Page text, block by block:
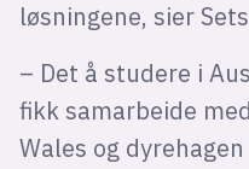
løsningene, sier
– Det å studere i
fikk samarbeide
Wales og